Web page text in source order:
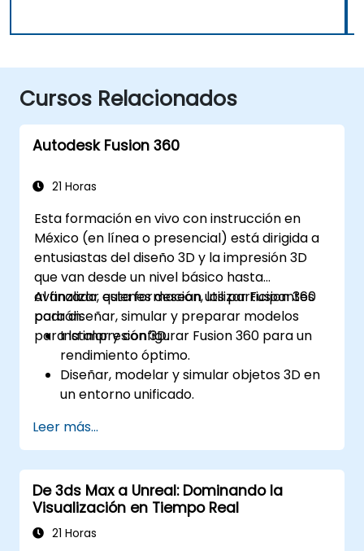
Cursos Relacionados
Autodesk Fusion 360
21 Horas
Esta formación en vivo con instrucción en
México (en línea o presencial) está dirigida a
entusiastas del diseño 3D y la impresión 3D
que van desde un nivel básico hasta
avanzado, quienes desean utilizar Fusion 360
para diseñar, simular y preparar modelos
para la impresión 3D.
Al finalizar esta formación, los participantes
podrán:
Instalar y configurar Fusion 360 para un
rendimiento óptimo.
Diseñar, modelar y simular objetos 3D en
un entorno unificado.
proceso de impresión 3D.
Colaborar y compartir sus diseños
utilizando las capacidades en la nube de
Fusion 360.
Leer más...
De 3ds Max a Unreal: Dominando la
Visualización en Tiempo Real
21 Horas